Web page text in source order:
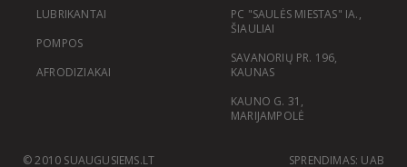
LUBRIKANTAI
POMPOS
AFRODIZIAKAI
PC "SAULĖS MIESTAS" IA.,
ŠIAULIAI
SAVANORIŲ PR. 196,
KAUNAS
KAUNO G. 31,
MARIJAMPOLĖ
© 2010 SUAUGUSIEMS.LT SPRENDIMAS: UAB